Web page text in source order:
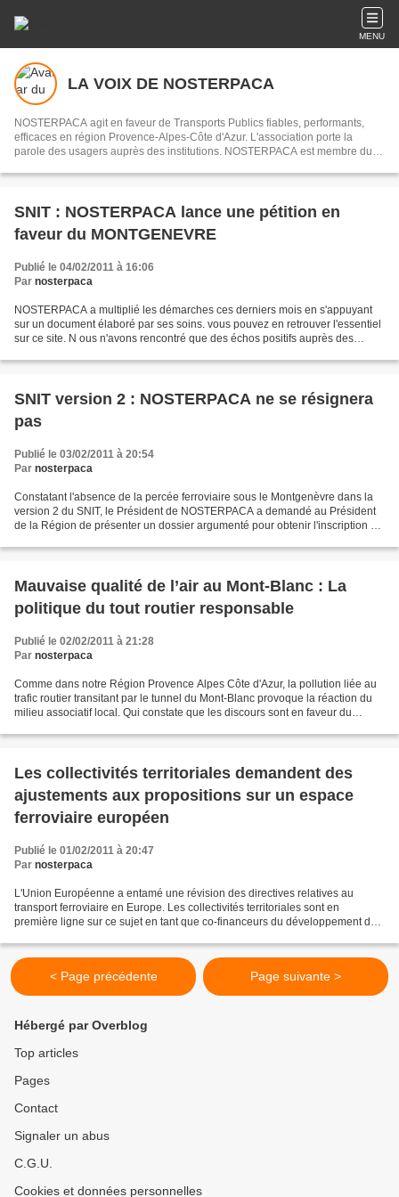
MENU
LA VOIX DE NOSTERPACA
NOSTERPACA agit en faveur de Transports Publics fiables, performants,
efficaces en région Provence-Alpes-Côte d'Azur. L'association porte la
parole des usagers auprès des institutions. NOSTERPACA est membre du
SNIT : NOSTERPACA lance une pétition en
faveur du MONTGENEVRE
Publié le 04/02/2011 à 16:06
Par nosterpaca
NOSTERPACA a multiplié les démarches ces derniers mois en s'appuyant
sur un document élaboré par ses soins. vous pouvez en retrouver l'essentiel
sur ce site. N ous n'avons rencontré que des échos positifs auprès des
SNIT version 2 : NOSTERPACA ne se résignera
pas
Publié le 03/02/2011 à 20:54
Par nosterpaca
Constatant l'absence de la percée ferroviaire sous le Montgenèvre dans la
version 2 du SNIT, le Président de NOSTERPACA a demandé au Président
de la Région de présenter un dossier argumenté pour obtenir l'inscription de
Mauvaise qualité de l’air au Mont-Blanc : La
politique du tout routier responsable
Publié le 02/02/2011 à 21:28
Par nosterpaca
Comme dans notre Région Provence Alpes Côte d'Azur, la pollution liée au
trafic routier transitant par le tunnel du Mont-Blanc provoque la réaction du
milieu associatif local. Qui constate que les discours sont en faveur du
Les collectivités territoriales demandent des
ajustements aux propositions sur un espace
ferroviaire européen
Publié le 01/02/2011 à 20:47
Par nosterpaca
L'Union Européenne a entamé une révision des directives relatives au
transport ferroviaire en Europe. Les collectivités territoriales sont en
première ligne sur ce sujet en tant que co-financeurs du développement du
< Page précédente Page suivante >
Hébergé par Overblog
Top articles
Pages
Contact
Signaler un abus
C.G.U.
Cookies et données personnelles